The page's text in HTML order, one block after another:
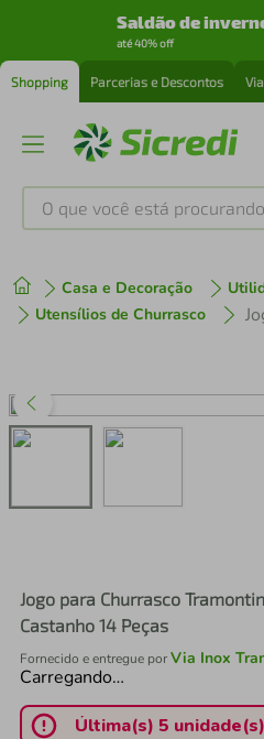
Saldão de
até 40% off
Shopping Parcerias e Descontos
O que você está procurando?
Casa e Decoração
Utensílios de Churrasco
Jogo para Churrasco
Castanho 14 Peças
Fornecido e entregue porVia Inox
Carregando…
Última(s) 5 unidade(s)
1º tenis
3º perfume